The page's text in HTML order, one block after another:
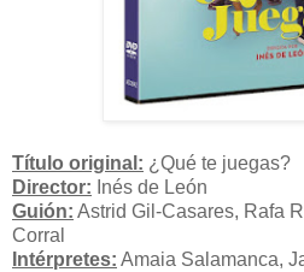
Título original: ¿Qué te juegas?
Director: Inés de León
Guión: Astrid Gil-Casares, Rafa
Corral
Intérpretes: Amaia Salamanca,